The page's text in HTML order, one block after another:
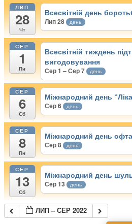
ЛИП
28
Чт
Всесвітній день
Лип 28 день
СЕР
1
Пн
Всесвітній тиждень
вигодовування
Сер 1 – Сер 7 день
СЕР
6
Сб
Міжнародний день
Сер 6 день
СЕР
8
Пн
Міжнародний день
Сер 8 день
СЕР
13
Сб
Міжнародний день
Сер 13 день
ЛИП – СЕР 2022